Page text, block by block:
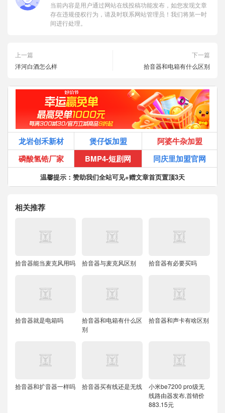
当前内容是用户通过网站在线投稿功能发布，如您发现文章
存在违规侵权行为，请及时联系网站管理员！我们将第一时
间进行处理。
上一篇
洋河白酒怎么样
下一篇
拾音器和电箱有什么区别
龙岩创禾新材 煲仔饭加盟
阿婆牛杂加盟
磷酸氢锆厂家
BMP4-短剧网 同庆里加盟官网
温馨提示：赞助我们全站可见+赠文章首页置顶3天
相关推荐
拾音器能当麦克风用吗 拾音器与麦克风区别 拾音器有必要买吗
拾音器就是电箱吗
拾音器和电箱有什么区
别
拾音器和声卡有啥区别
拾音器和扩音器一样吗 拾音器买有线还是无线
小米be7200 pro级无
线路由器发布,首销价
883.15元